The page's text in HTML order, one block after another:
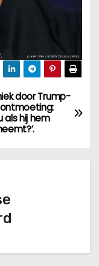
door Trump-
als hij hem